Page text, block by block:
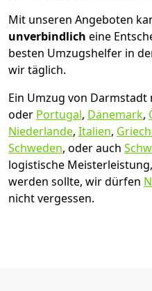
Mit unseren Angeboten
unverbindlich eine
besten Umzugshelfer in
wir täglich.
Ein Umzug von Darmstadt
oder Portugal, Dänemark,
Niederlande, Italien,
Schweden, oder auch
logistische
werden sollte, wir dürfen
nicht vergessen.